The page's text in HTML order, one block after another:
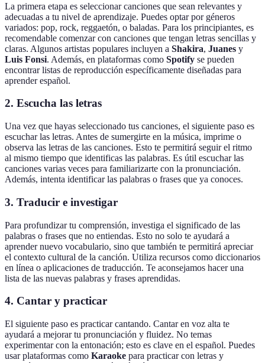
La primera etapa es seleccionar canciones que sean relevantes y
adecuadas a tu nivel de aprendizaje. Puedes optar por géneros
variados: pop, rock, reggaetón, o baladas. Para los principiantes, es
recomendable comenzar con canciones que tengan letras sencillas y
claras. Algunos artistas populares incluyen a Shakira, Juanes y
Luis Fonsi. Además, en plataformas como Spotify se pueden
encontrar listas de reproducción específicamente diseñadas para
aprender español.
2. Escucha las letras
Una vez que hayas seleccionado tus canciones, el siguiente paso es
escuchar las letras. Antes de sumergirte en la música, imprime o
observa las letras de las canciones. Esto te permitirá seguir el ritmo
al mismo tiempo que identificas las palabras. Es útil escuchar las
canciones varias veces para familiarizarte con la pronunciación.
Además, intenta identificar las palabras o frases que ya conoces.
3. Traducir e investigar
Para profundizar tu comprensión, investiga el significado de las
palabras o frases que no entiendas. Esto no solo te ayudará a
aprender nuevo vocabulario, sino que también te permitirá apreciar
el contexto cultural de la canción. Utiliza recursos como diccionarios
en línea o aplicaciones de traducción. Te aconsejamos hacer una
lista de las nuevas palabras y frases aprendidas.
4. Cantar y practicar
El siguiente paso es practicar cantando. Cantar en voz alta te
ayudará a mejorar tu pronunciación y fluidez. No temas
experimentar con la entonación; esto es clave en el español. Puedes
usar plataformas como Karaoke para practicar con letras y